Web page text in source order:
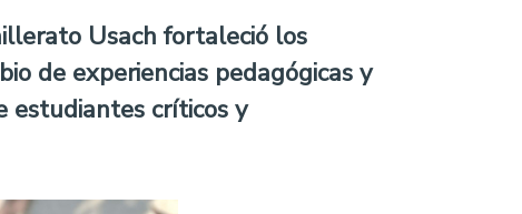
Usach fortaleció los
de experiencias pedagógicas y
estudiantes críticos y